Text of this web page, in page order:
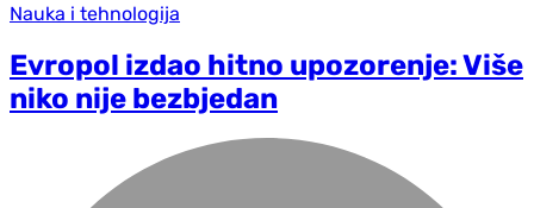
Nauka i tehnologija
Evropol izdao hitno upozorenje: Više
niko nije bezbjedan